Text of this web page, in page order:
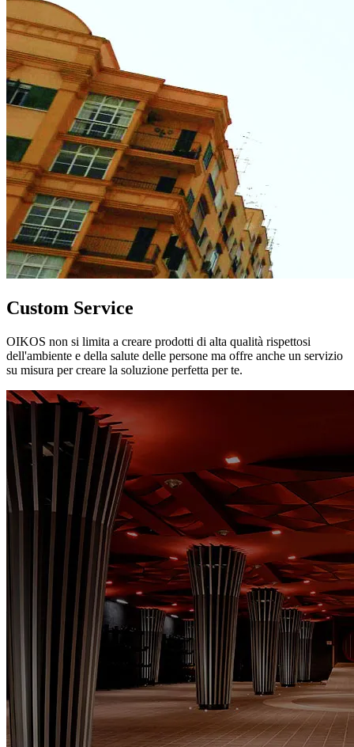
Custom Service
OIKOS non si limita a creare prodotti di alta qualità rispettosi
dell'ambiente e della salute delle persone ma offre anche un servizio
su misura per creare la soluzione perfetta per te.